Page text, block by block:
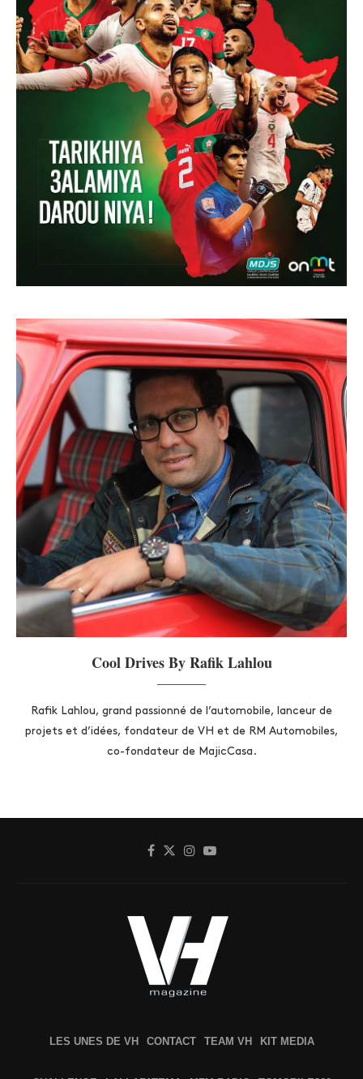
Cool Drives By Rafik Lahlou
Rafik Lahlou, grand passionné de l’automobile, lanceur de
projets et d’idées, fondateur de VH et de RM Automobiles,
co-fondateur de MajicCasa.
LES UNES DE VH CONTACT TEAM VH KIT MEDIA